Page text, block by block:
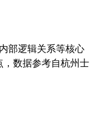
部逻辑关系等核心
，数据参考自杭州士